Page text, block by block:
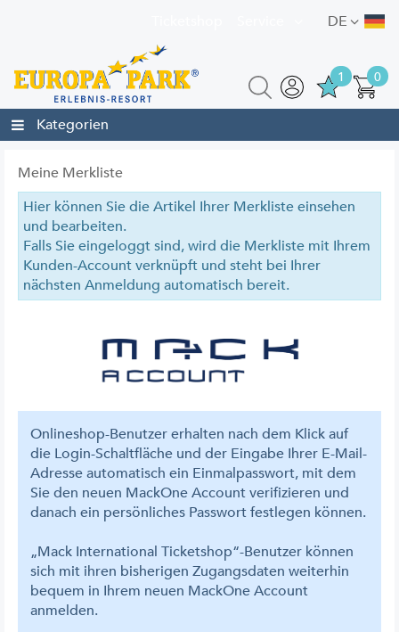
DE
0
1
Kategorien
Meine Merkliste
Hier können Sie die Artikel Ihrer Merkliste einsehen
und bearbeiten.
Falls Sie eingeloggt sind, wird die Merkliste mit Ihrem
Kunden-Account verknüpft und steht bei Ihrer
nächsten Anmeldung automatisch bereit.
Onlineshop-Benutzer erhalten nach dem Klick auf
die Login-Schaltfläche und der Eingabe Ihrer E-Mail-
Adresse automatisch ein Einmalpasswort, mit dem
Sie den neuen MackOne Account verifizieren und
danach ein persönliches Passwort festlegen können.
„Mack International Ticketshop“-Benutzer können
sich mit ihren bisherigen Zugangsdaten weiterhin
bequem in Ihrem neuen MackOne Account
anmelden.